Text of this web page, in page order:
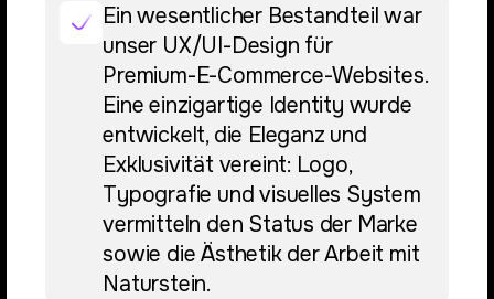
Ein wesentlicher Bestandteil war
unser UX/UI-Design für
Premium-E-Commerce-Websites.
Eine einzigartige Identity wurde
entwickelt, die Eleganz und
Exklusivität vereint: Logo,
Typografie und visuelles System
vermitteln den Status der Marke
sowie die Ästhetik der Arbeit mit
Naturstein.